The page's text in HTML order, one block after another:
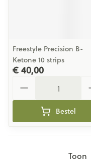
Freestyle Precision B-
Ketone 10 strips
€ 40,00
Bestel
Toon